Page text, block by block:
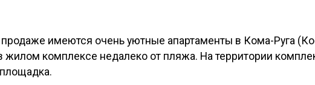
имеются очень уютные апартаменты в Кома-Руга
комплексе недалеко от пляжа. На территории